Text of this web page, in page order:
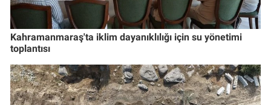
Kahramanmaraş'ta iklim dayanıklılığı için su yönetimi
toplantısı